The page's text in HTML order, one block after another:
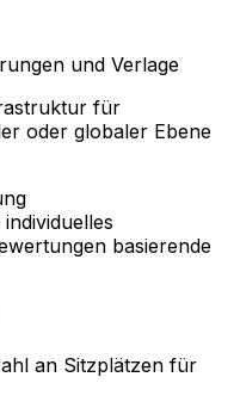
und Verlage
für
oder globaler Ebene
basierende
an Sitzplätzen für